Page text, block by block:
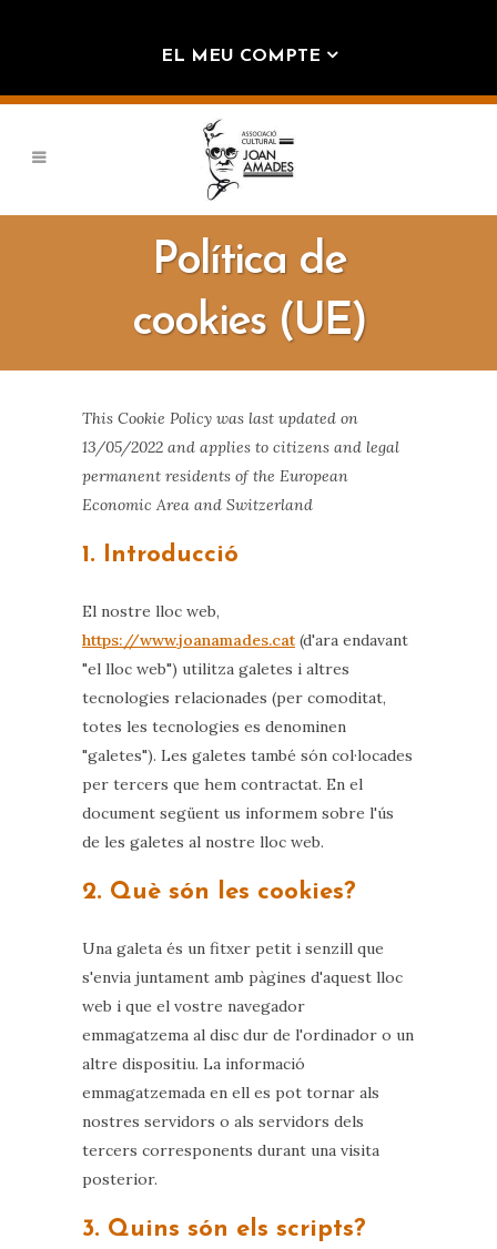
EL MEU COMPTE
Política de
cookies (UE)
This Cookie Policy was last updated on
13/05/2022 and applies to citizens and legal
permanent residents of the European
Economic Area and Switzerland
1. Introducció
El nostre lloc web,
https://www.joanamades.cat(d'ara endavant
"el lloc web") utilitza galetes i altres
tecnologies relacionades (per comoditat,
totes les tecnologies es denominen
"galetes"). Les galetes també són col·locades
per tercers que hem contractat. En el
document següent us informem sobre l'ús
de les galetes al nostre lloc web.
2. Què són les cookies?
Una galeta és un fitxer petit i senzill que
s'envia juntament amb pàgines d'aquest lloc
web i que el vostre navegador
emmagatzema al disc dur de l'ordinador o un
altre dispositiu. La informació
emmagatzemada en ell es pot tornar als
nostres servidors o als servidors dels
tercers corresponents durant una visita
posterior.
3. Quins són els scripts?